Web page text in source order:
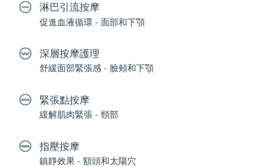
淋巴引流按摩
促進血液循環 - 面部和下顎
深層按摩護理
舒緩面部緊張感 - 臉頰和下顎
緊張點按摩
緩解肌肉緊張 - 頸部
指壓按摩
鎮靜效果 - 額頭和太陽穴